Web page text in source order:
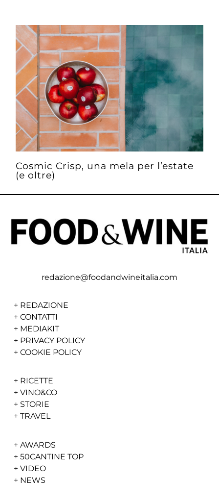
Cosmic Crisp, una mela per l’estate
(e oltre)
redazione@foodandwineitalia.com
+ REDAZIONE
+ CONTATTI
+ MEDIAKIT
+ PRIVACY POLICY
+ COOKIE POLICY
+ RICETTE
+ VINO&CO
+ STORIE
+ TRAVEL
+ AWARDS
+ 50CANTINE TOP
+ VIDEO
+ NEWS